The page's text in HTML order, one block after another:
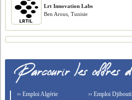
Lrt Innovation Labs
Ben Arous, Tunisie
›› Emploi Algérie
›› Emploi Djibouti